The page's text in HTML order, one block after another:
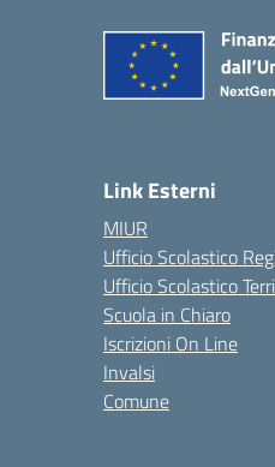
Link Esterni
MIUR
Ufficio Scolastico
Ufficio Scolastico
Scuola in Chiaro
Iscrizioni On Line
Invalsi
Comune